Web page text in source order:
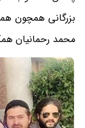
بزرگانی همچون
محمد رحمانیان